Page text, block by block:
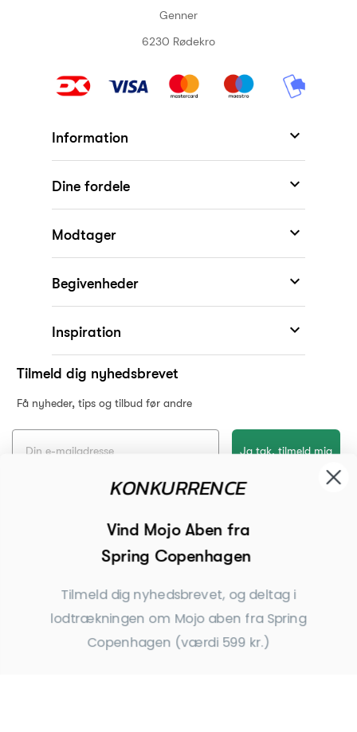
Genner
6230 Rødekro
Information 
Dine fordele 
Modtager 
Begivenheder 
Inspiration 
Tilmeld dig nyhedsbrevet
Få nyheder, tips og tilbud før andre
Ja tak, tilmeld mig
Gravering til at sende nyhedsbreve og kampagnetilbud. Afmelding kan altid ske nederst
Copyright © Dahls Gravering 2026
KONKURRENCE
Spring Copenhagen
lodtrækningen om Mojo aben fra Spring
Copenhagen (værdi 599 kr.)
Ja tak, tilmeld mig
*Ved tilmelding giver du samtykke til at modtage
nyhedsbreve fra Dahls Gravering